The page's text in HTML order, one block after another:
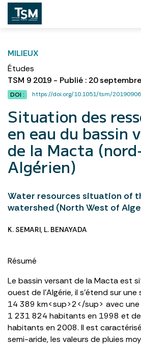
MILIEUX
Études
TSM 9 2019 - Publié : 20
DOI : https://doi.org/10.1051/tsm/
Situation des
en eau du bassin
de la Macta
Algérien)
Water resources situation of
watershed (North West of
K. SEMARI, L. BENAYADA
Résumé
Le bassin versant de la Macta est
ouest de l’Algérie, il s’étend sur
14 389 km<sup>2</sup> avec
1 231 824 habitants en 1998 et
habitants en 2008. Il est
semi-aride, les valeurs de pluies